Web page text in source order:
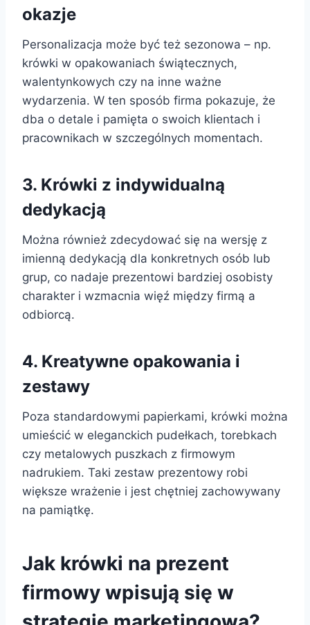
okazje
Personalizacja może być też sezonowa – np.
krówki w opakowaniach świątecznych,
walentynkowych czy na inne ważne
wydarzenia. W ten sposób firma pokazuje, że
dba o detale i pamięta o swoich klientach i
pracownikach w szczególnych momentach.
3. Krówki z indywidualną
dedykacją
Można również zdecydować się na wersję z
imienną dedykacją dla konkretnych osób lub
grup, co nadaje prezentowi bardziej osobisty
charakter i wzmacnia więź między firmą a
odbiorcą.
4. Kreatywne opakowania i
zestawy
Poza standardowymi papierkami, krówki można
umieścić w eleganckich pudełkach, torebkach
czy metalowych puszkach z firmowym
nadrukiem. Taki zestaw prezentowy robi
większe wrażenie i jest chętniej zachowywany
na pamiątkę.
Jak krówki na prezent
firmowy wpisują się w